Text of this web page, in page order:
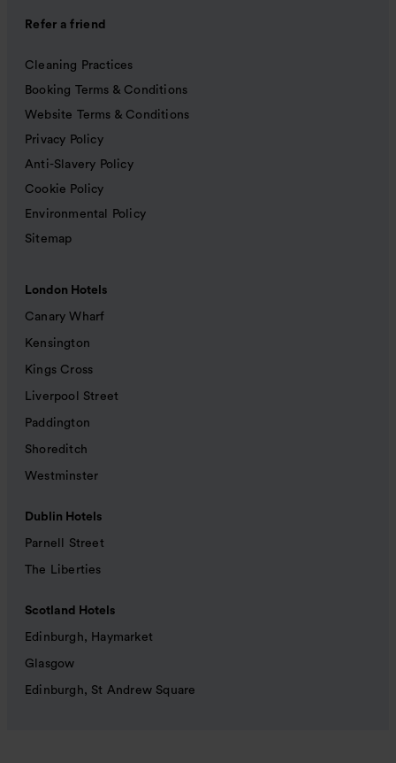
Refer a friend
Cleaning Practices
Booking Terms & Conditions
Website Terms & Conditions
Privacy Policy
Anti-Slavery Policy
Cookie Policy
Environmental Policy
Sitemap
London Hotels
Canary Wharf
Kensington
Kings Cross
Liverpool Street
Paddington
Shoreditch
Westminster
Dublin Hotels
Parnell Street
The Liberties
Scotland Hotels
Edinburgh, Haymarket
Glasgow
Edinburgh, St Andrew Square